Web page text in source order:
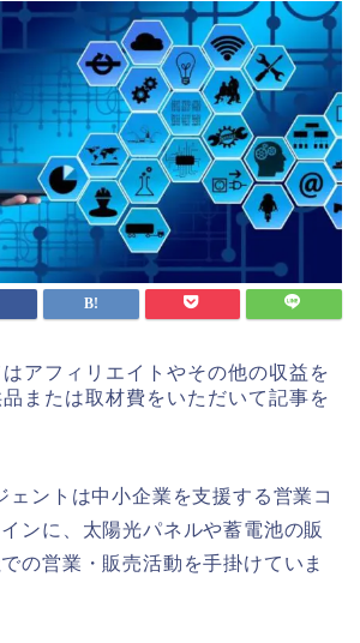
はアフィリエイトやその他の収益を
または取材費をいただいて記事を
ェントは中小企業を支援する営業コ
ンに、太陽光パネルや蓄電池の販
の営業・販売活動を手掛けていま